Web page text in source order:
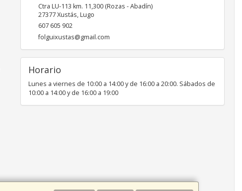
Ctra LU-113 km. 11,300 (Rozas - Abadín)
27377Xustás,Lugo
607 605 902
folguixustas@gmail.com
Horario
Lunes a viernes de 10:00 a 14:00 y de 16:00 a 20:00. Sábados de
10:00 a 14:00 y de 16:00 a 19:00